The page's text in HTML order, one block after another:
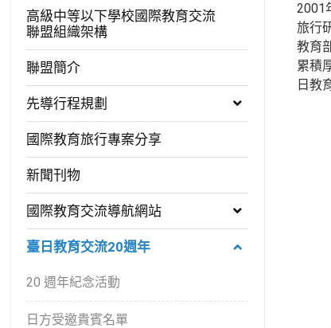
高級中等以下學校國際教育交流
聯盟組織架構
聯盟簡介
先導行程規劃
國際教育旅行專案分享
新聞刊物
國際教育交流導航網站
臺日教育交流20週年
20 週年紀念活動
日方受邀貴賓名單
2001
旅行
教育
累積
日教